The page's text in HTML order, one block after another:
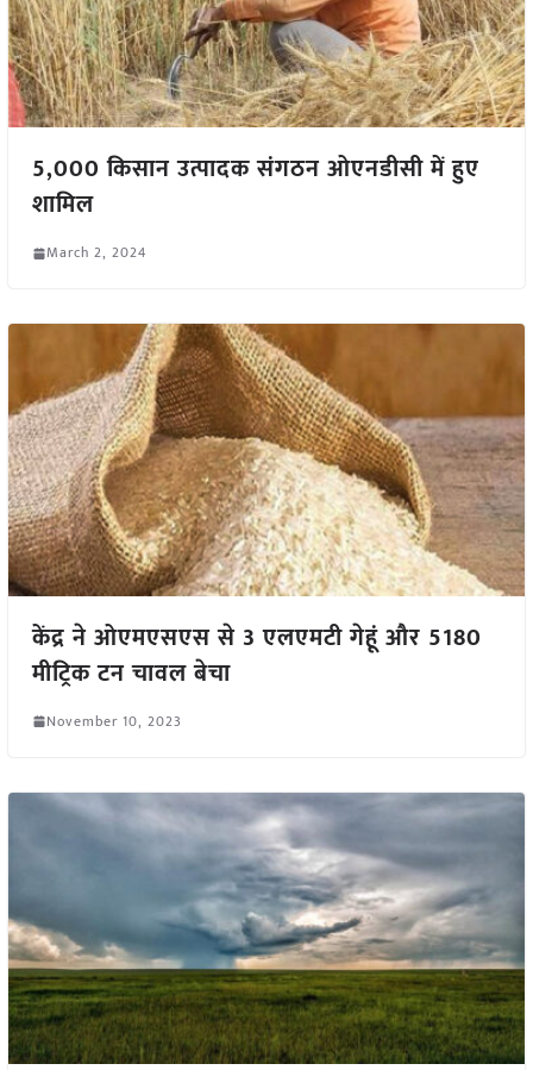
5,000 किसान उत्पादक संगठन ओएनडीसी में हुए
शामिल
March 2, 2024
केंद्र ने ओएमएसएस से 3 एलएमटी गेहूं और 5180
मीट्रिक टन चावल बेचा
November 10, 2023